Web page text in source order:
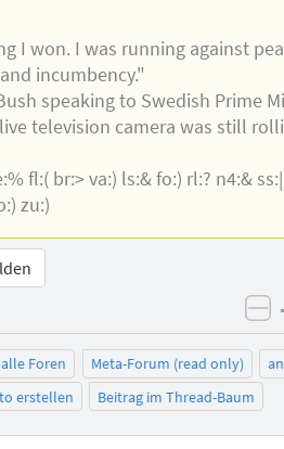
I won. I was running against
incumbency."
speaking to Swedish Prime
television camera was still
fl:( br:> va:) ls:& fo:) rl:? n4:&
zu:)
alle Foren Meta-Forum (read only)
erstellen
Beitrag im Thread-Baum